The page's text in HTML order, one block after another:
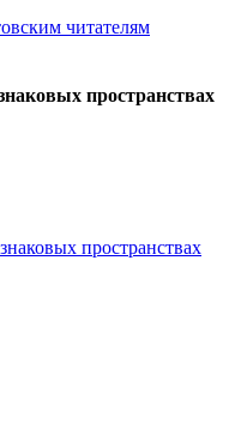
пространствах